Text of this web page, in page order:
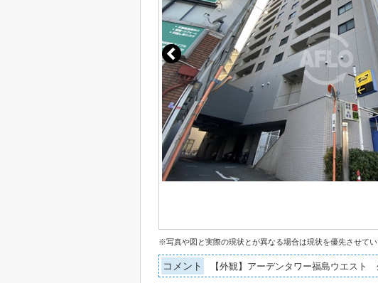
※写真や図と実際の現状とが異なる場合は現状を優先させてい
コメント 【外観】アーデンタワー福島ウエスト